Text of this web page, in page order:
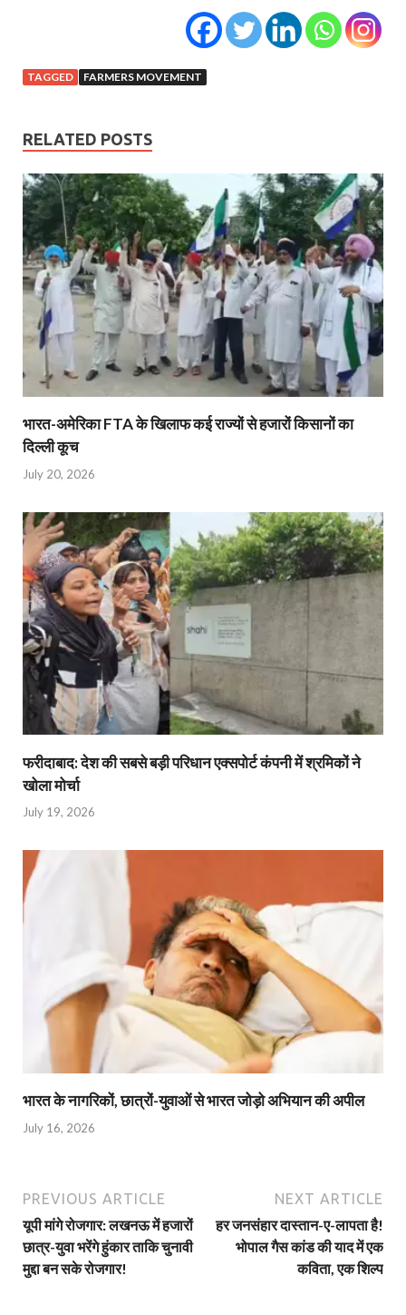
TAGGED FARMERS MOVEMENT
RELATED POSTS
भारत-अमेरिका FTA के खिलाफ कई राज्यों से हजारों किसानों का
दिल्ली कूच
July 20, 2026
फरीदाबाद: देश की सबसे बड़ी परिधान एक्सपोर्ट कंपनी में श्रमिकों ने
खोला मोर्चा
July 19, 2026
भारत के नागरिकों, छात्रों-युवाओं से भारत जोड़ो अभियान की अपील
July 16, 2026
PREVIOUS ARTICLE
यूपी मांगे रोजगार: लखनऊ में हजारों
छात्र-युवा भरेंगे हुंकार ताकि चुनावी
मुद्दा बन सके रोजगार!
NEXT ARTICLE
हर जनसंहार दास्तान-ए-लापता है!
भोपाल गैस कांड की याद में एक
कविता, एक शिल्प